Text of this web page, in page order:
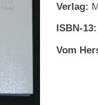
Verlag:
ISBN-13:
Vom